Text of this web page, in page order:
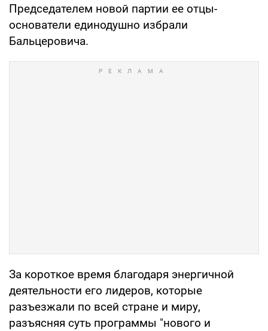
Председателем новой партии ее отцы-
основатели единодушно избрали
Бальцеровича.
За короткое время благодаря энергичной
деятельности его лидеров, которые
разъезжали по всей стране и миру,
разъясняя суть программы "нового и